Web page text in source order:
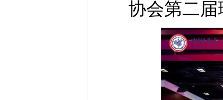
协会第二